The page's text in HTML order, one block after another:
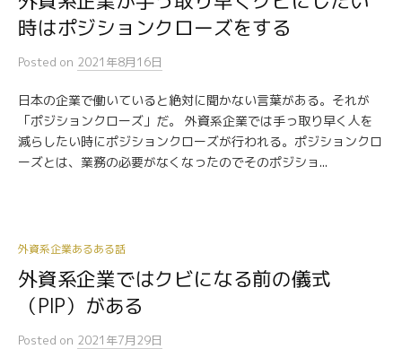
時はポジションクローズをする
Posted on 2021年8月16日
日本の企業で働いていると絶対に聞かない言葉がある。それが
「ポジションクローズ」だ。 外資系企業では手っ取り早く人を
減らしたい時にポジションクローズが行われる。ポジションクロ
ーズとは、業務の必要がなくなったのでそのポジショ...
外資系企業あるある話
外資系企業ではクビになる前の儀式
（PIP）がある
Posted on 2021年7月29日